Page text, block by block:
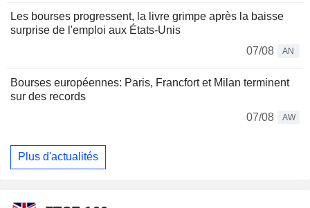
Les bourses progressent, la livre grimpe après la baisse
surprise de l'emploi aux États-Unis
07/08
AN
Bourses européennes: Paris, Francfort et Milan terminent
sur des records
07/08
AW
Plus d'actualités